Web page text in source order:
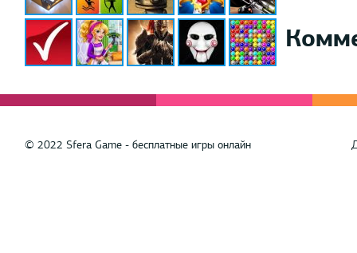
© 2022 Sfera Game - бесплатные игры онлайн